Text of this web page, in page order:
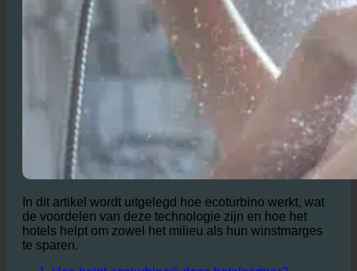
In dit artikel wordt uitgelegd hoe ecoturbino werkt, wat
de voordelen van deze technologie zijn en hoe het